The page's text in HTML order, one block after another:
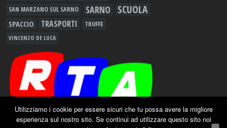
SAN MARZANO SUL SARNO SARNO SCUOLA
SPACCIO TRASPORTI TRUFFE
VINCENZO DE LUCA
Redazione
Utilizziamo i cookie per essere sicuri che tu possa avere la migliore
esperienza sul nostro sito. Se continui ad utilizzare questo sito noi